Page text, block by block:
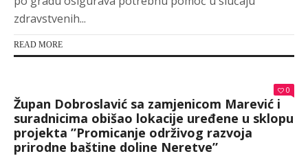
zdravstvenih...
READ MORE
0
Župan Dobroslavić sa zamjenicom Marević i
suradnicima obišao lokacije uređene u sklopu
projekta ”Promicanje održivog razvoja
prirodne baštine doline Neretve”